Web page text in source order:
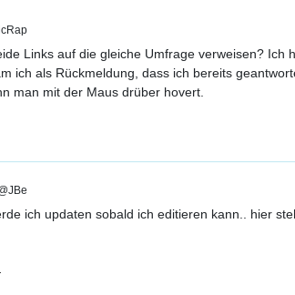
Links auf die gleiche Umfrage verweisen?
ich als Rückmeldung, dass ich bereits
man mit der Maus drüber hovert.
ich updaten sobald ich editieren kann.. hier